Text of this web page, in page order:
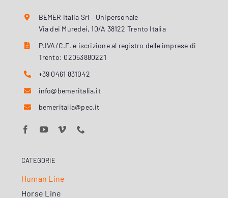
BEMER Italia Srl – Unipersonale
Via dei Muredei, 10/A 38122 Trento Italia
P.IVA/C.F. e iscrizione al registro delle imprese di
Trento: 02053880221
+39 0461 831042
info@bemeritalia.it
bemeritalia@pec.it
CATEGORIE
Human Line
Horse Line